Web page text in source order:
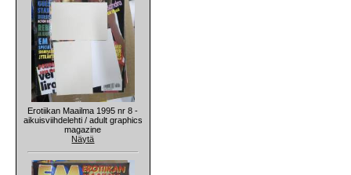
Erotiikan Maailma 1995 nr 8 -
aikuisviihdelehti / adult graphics
magazine
Näytä